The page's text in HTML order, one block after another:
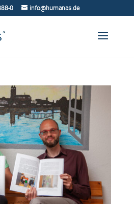
0 info@humanas.de